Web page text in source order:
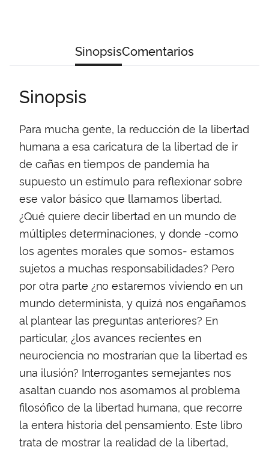
SinopsisComentarios
Sinopsis
Para mucha gente, la reducción de la libertad
humana a esa caricatura de la libertad de ir
de cañas en tiempos de pandemia ha
supuesto un estímulo para reflexionar sobre
ese valor básico que llamamos libertad.
¿Qué quiere decir libertad en un mundo de
múltiples determinaciones, y donde -como
los agentes morales que somos- estamos
sujetos a muchas responsabilidades? Pero
por otra parte ¿no estaremos viviendo en un
mundo determinista, y quizá nos engañamos
al plantear las preguntas anteriores? En
particular, ¿los avances recientes en
neurociencia no mostrarían que la libertad es
una ilusión? Interrogantes semejantes nos
asaltan cuando nos asomamos al problema
filosófico de la libertad humana, que recorre
la entera historia del pensamiento. Este libro
trata de mostrar la realidad de la libertad,